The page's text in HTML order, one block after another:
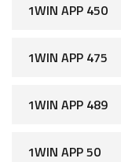
1WIN APP 450
1WIN APP 475
1WIN APP 489
1WIN APP 50